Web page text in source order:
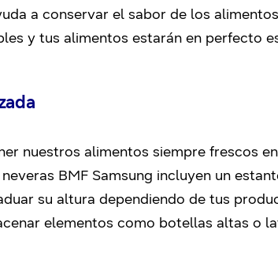
a conservar el sabor de los
y tus alimentos estarán en perfecto
nuestros alimentos siempre frescos
BMF Samsung incluyen un
su altura dependiendo de tus
elementos como botellas altas o